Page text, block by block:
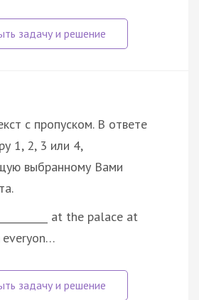
с пропуском. В ответе
1, 2, 3 или 4,
выбранному Вами
at the palace at